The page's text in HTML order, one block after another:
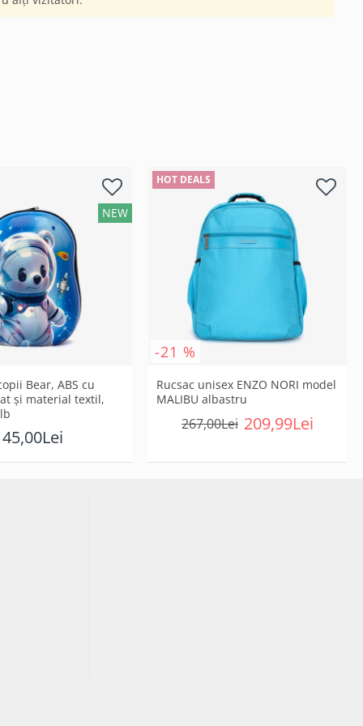
NEW
Bear, ABS cu
și material textil,
45,00Lei
HOT DEALS
-21 %
Rucsac unisex ENZO NORI model
MALIBU albastru
209,99Lei
267,00Lei